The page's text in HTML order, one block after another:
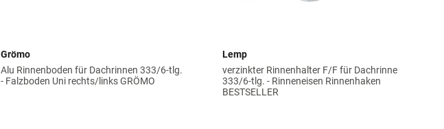
Grömo
Alu Rinnenboden für Dachrinnen 333/6-tlg.
- Falzboden Uni rechts/links GRÖMO
Lemp
verzinkter Rinnenhalter F/F für Dachrinne
333/6-tlg. - Rinneneisen Rinnenhaken
BESTSELLER